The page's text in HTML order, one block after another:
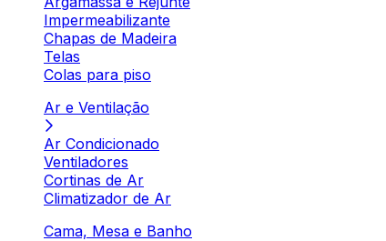
Impermeabilizante
Chapas de Madeira
Telas
Colas para piso
Ar e Ventilação
Ar Condicionado
Ventiladores
Cortinas de Ar
Climatizador de Ar
Cama, Mesa e Banho